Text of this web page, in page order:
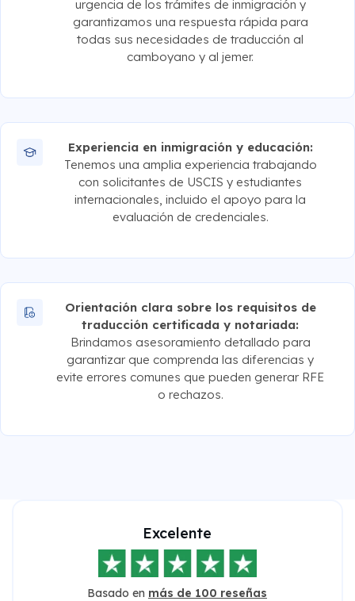
urgencia de los trámites de inmigración y
garantizamos una respuesta rápida para
todas sus necesidades de traducción al
camboyano y al jemer.
Experiencia en inmigración y educación:
Tenemos una amplia experiencia trabajando
con solicitantes de USCIS y estudiantes
internacionales, incluido el apoyo para la
evaluación de credenciales.
Orientación clara sobre los requisitos de
traducción certificada y notariada:
Brindamos asesoramiento detallado para
garantizar que comprenda las diferencias y
evite errores comunes que pueden generar RFE
o rechazos.
Excelente
Basado en más de 100 reseñas